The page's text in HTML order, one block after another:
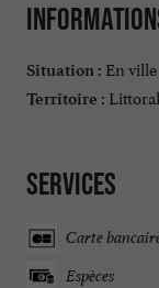
Situation : En ville
Territoire :
Services
Carte
Espèces